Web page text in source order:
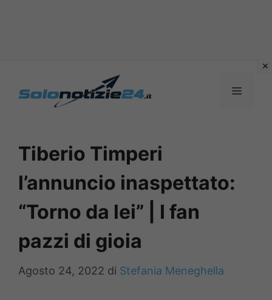
MENU
Tiberio Timperi
l’annuncio inaspettato:
“Torno da lei” | I fan
pazzi di gioia
Agosto 24, 2022 di Stefania Meneghella